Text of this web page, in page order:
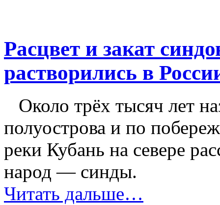
Расцвет и закат
растворились в
Около трёх тысяч лет
полуострова и по
реки Кубань на севере
народ — синды.
Читать дальше…